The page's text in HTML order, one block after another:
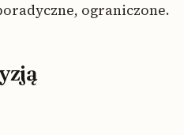
ograniczone.